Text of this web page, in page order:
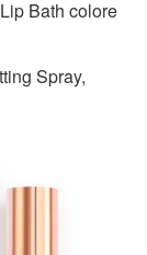
Bath colore
Spray,